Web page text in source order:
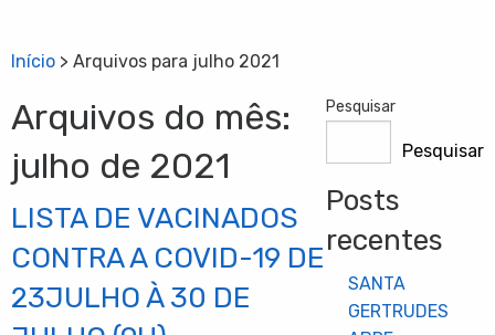
Início > Arquivos para julho 2021
Arquivos do mês:
julho de 2021
LISTA DE VACINADOS
CONTRA A COVID-19 DE
23JULHO À 30 DE
Pesquisar
Pesquisar
Posts
recentes
SANTA
GERTRUDES